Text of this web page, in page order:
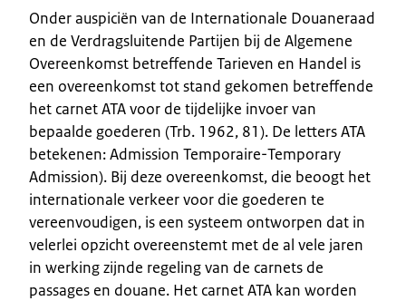
Onder auspiciën van de Internationale Douaneraad
en de Verdragsluitende Partijen bij de Algemene
Overeenkomst betreffende Tarieven en Handel is
een overeenkomst tot stand gekomen betreffende
het carnet ATA voor de tijdelijke invoer van
bepaalde goederen (Trb. 1962, 81). De letters ATA
betekenen: Admission Temporaire-Temporary
Admission). Bij deze overeenkomst, die beoogt het
internationale verkeer voor die goederen te
vereenvoudigen, is een systeem ontworpen dat in
velerlei opzicht overeenstemt met de al vele jaren
in werking zijnde regeling van de carnets de
passages en douane. Het carnet ATA kan worden